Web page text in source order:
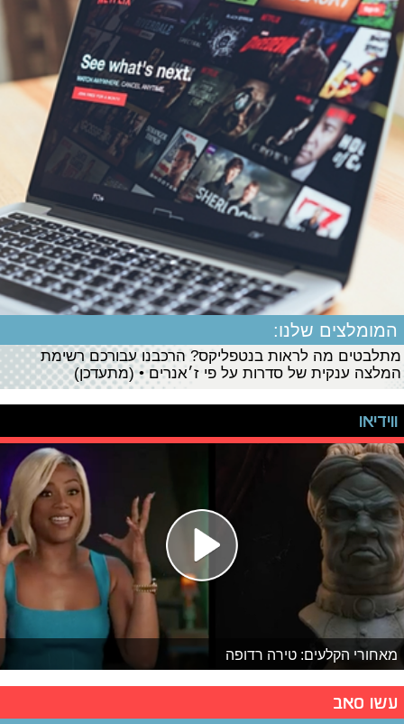
המומלצים שלנו:
מתלבטים מה לראות בנטפליקס? הרכבנו עבורכם רשימת
המלצה ענקית של סדרות על פי ז׳אנרים • (מתעדכן)
ווידיאו
מאחורי הקלעים: טירה רדופה
עשו סאב